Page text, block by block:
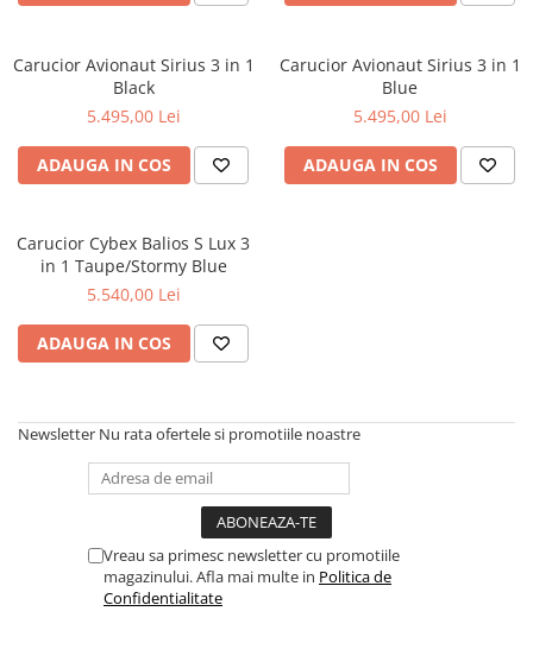
Carucior Avionaut Sirius 3 in 1
Black
5.495,00 Lei
ADAUGA IN COS
Carucior Avionaut Sirius 3 in 1
Blue
5.495,00 Lei
ADAUGA IN COS
Carucior Cybex Balios S Lux 3
in 1 Taupe/Stormy Blue
5.540,00 Lei
ADAUGA IN COS
Newsletter Nu rata ofertele si promotiile noastre
Vreau sa primesc newsletter cu promotiile
magazinului. Afla mai multe in Politica de
Confidentialitate